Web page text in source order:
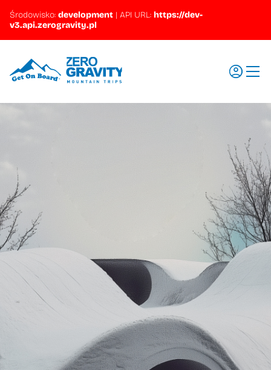
Środowisko: development | API URL: https://dev-
v3.api.zerogravity.pl
Pytania i odpowiedzi
Pracuj z nami
Dokumenty do pobrania